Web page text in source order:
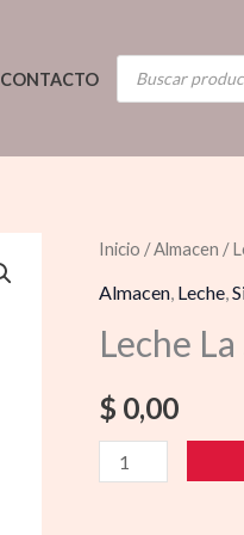
CONTACTO
BÚSQUEDA
DE
PRODUCTOS
Inicio /Almacen /
Almacen Leche
Leche
$ 0,00
Leche
La
Pet
cantidad